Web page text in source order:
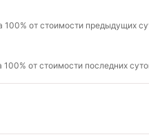
от стоимости предыдущих
от стоимости последних